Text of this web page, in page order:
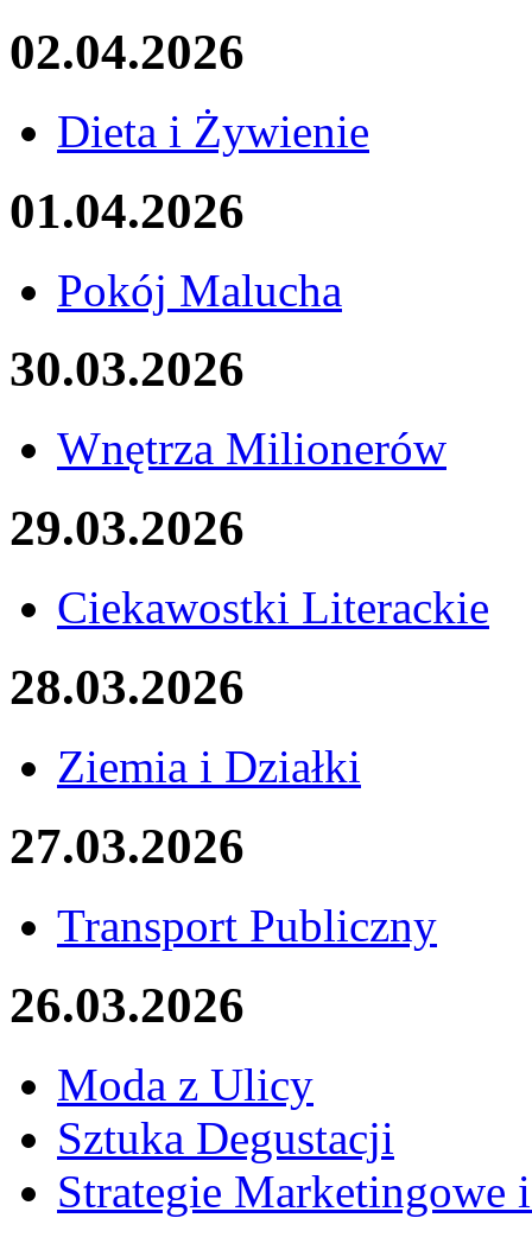
02.04.2026
Dieta i Żywienie
01.04.2026
Pokój Malucha
30.03.2026
Wnętrza Milionerów
29.03.2026
Ciekawostki Literackie
28.03.2026
Ziemia i Działki
27.03.2026
Transport Publiczny
26.03.2026
Moda z Ulicy
Sztuka Degustacji
Strategie Marketingowe